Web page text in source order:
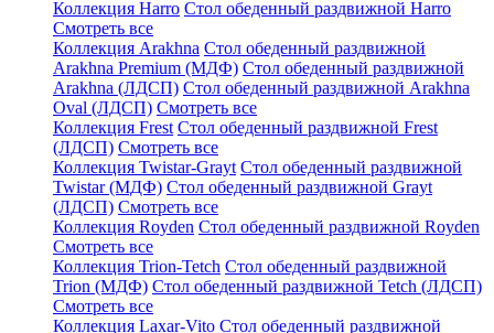
Коллекция Harro Стол обеденный раздвижной Harro
Смотреть все
Коллекция Arakhna Стол обеденный раздвижной
Arakhna Premium (МДФ) Стол обеденный раздвижной
Arakhna (ЛДСП) Стол обеденный раздвижной Arakhna
Oval (ЛДСП) Смотреть все
Коллекция Frest Стол обеденный раздвижной Frest
(ЛДСП) Смотреть все
Коллекция Twistar-Grayt Стол обеденный раздвижной
Twistar (МДФ) Стол обеденный раздвижной Grayt
(ЛДСП) Смотреть все
Коллекция Royden Стол обеденный раздвижной Royden
Смотреть все
Коллекция Trion-Tetch Стол обеденный раздвижной
Trion (МДФ) Стол обеденный раздвижной Tetch (ЛДСП)
Смотреть все
Коллекция Laxar-Vito Стол обеденный раздвижной